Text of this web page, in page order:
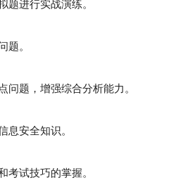
进行实战演练。
。
题，增强综合分析能力。
安全知识。
试技巧的掌握。